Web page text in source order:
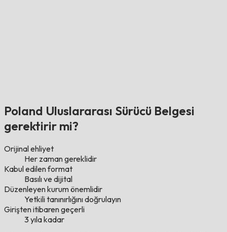
Poland Uluslararası Sürücü Belgesi
gerektirir mi?
Orijinal ehliyet
Her zaman gereklidir
Kabul edilen format
Basılı ve dijital
Düzenleyen kurum önemlidir
Yetkili tanınırlığını doğrulayın
Girişten itibaren geçerli
3 yıla kadar